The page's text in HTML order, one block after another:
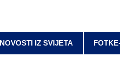
NOVOSTI IZ SVIJETA